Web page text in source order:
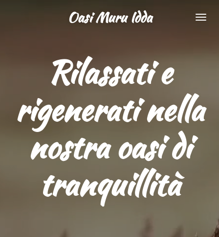
Oasi Muru Idda
Rilassati e
rigenerati nella
nostra oasi di
tranquillità